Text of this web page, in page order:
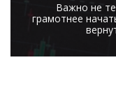
Важно не
грамотнее